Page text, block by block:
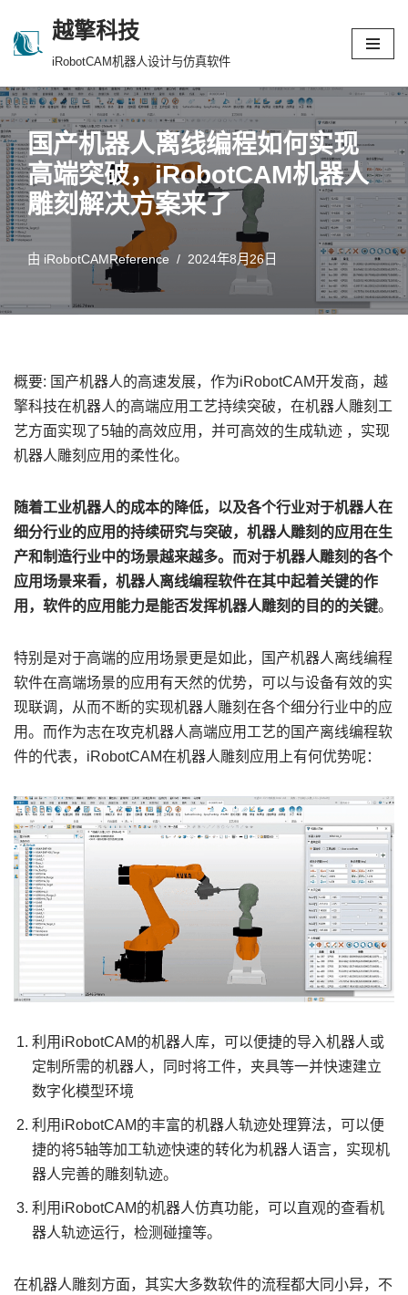
跳
正
文
越擎科技
iRobotCAM机器人设计与仿真软件
国产机器人离线编程如何实现
高端突破，iRobotCAM机器人
雕刻解决方案来了
由 iRobotCAMReference 2024年8月26日
概要: 国产机器人的高速发展，作为iRobotCAM开发商，越
擎科技在机器人的高端应用工艺持续突破，在机器人雕刻工
艺方面实现了5轴的高效应用，并可高效的生成轨迹 ，实现
机器人雕刻应用的柔性化。
随着工业机器人的成本的降低，以及各个行业对于机器人在
细分行业的应用的持续研究与突破，机器人雕刻的应用在生
产和制造行业中的场景越来越多。而对于机器人雕刻的各个
应用场景来看，机器人离线编程软件在其中起着关键的作
用，软件的应用能力是能否发挥机器人雕刻的目的的关键。
特别是对于高端的应用场景更是如此，国产机器人离线编程
软件在高端场景的应用有天然的优势，可以与设备有效的实
现联调，从而不断的实现机器人雕刻在各个细分行业中的应
用。而作为志在攻克机器人高端应用工艺的国产离线编程软
件的代表，iRobotCAM在机器人雕刻应用上有何优势呢：
利用iRobotCAM的机器人库，可以便捷的导入机器人或
定制所需的机器人，同时将工件，夹具等一并快速建立
数字化模型环境
利用iRobotCAM的丰富的机器人轨迹处理算法，可以便
捷的将5轴等加工轨迹快速的转化为机器人语言，实现机
器人完善的雕刻轨迹。
利用iRobotCAM的机器人仿真功能，可以直观的查看机
器人轨迹运行，检测碰撞等。
在机器人雕刻方面，其实大多数软件的流程都大同小异，不